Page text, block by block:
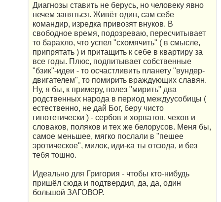
Диагнозы ставить не берусь, но человеку явно
нечем заняться. Живёт один, сам себе
командир, изредка привозят внуков. В
свободное время, подозреваю, пересчитывает
то барахло, что успел "схомячить" ( в смысле,
припрятать ) и притащить к себе в квартиру за
все годы. Плюс, подпитывает собственные
"бзик"-идеи - то осчастливить планету "вундер-
двигателем", то помирить враждующих славян.
Ну, я бы, к примеру, полез "мирить" два
родственных народа в период междуусобицы (
естественно, не дай Бог, беру чисто
гипотетически ) - сербов и хорватов, чехов и
словаков, поляков и тех же белорусов. Меня бы,
самое меньшее, мягко послали в "пешее
эротическое", милок, иди-ка ты отсюда, и без
тебя тошно.
Идеально для Григория - чтобы кто-нибудь
пришёл сюда и подтвердил, да, да, один
большой ЗАГОВОР.